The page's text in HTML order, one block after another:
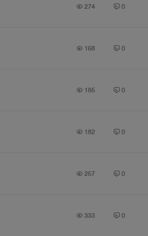
274 0
168 0
185 0
182 0
257 0
333 0